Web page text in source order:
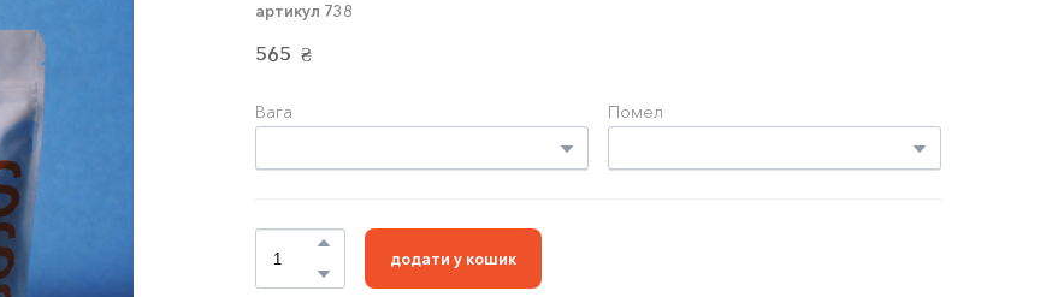
артикул 738
565  ₴
Вага Помел
додати у кошик